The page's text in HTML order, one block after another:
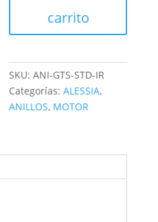
carrito
SKU:ANI-GTS-STD-IR
Categorías:ALESSIA,
ANILLOS, MOTOR